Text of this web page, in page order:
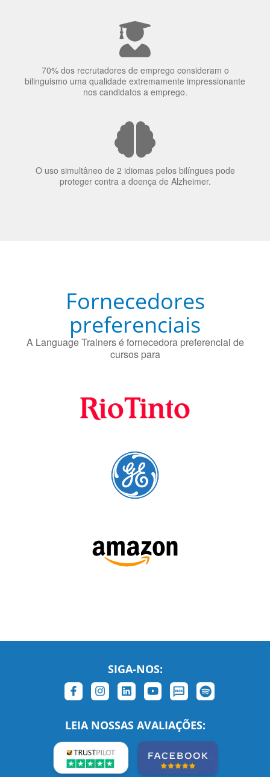
70% dos recrutadores de emprego consideram o
bilinguismo uma qualidade extremamente impressionante
nos candidatos a emprego.
O uso simultâneo de 2 idiomas pelos bilíngues pode
proteger contra a doença de Alzheimer.
Fornecedores
preferenciais
A Language Trainers é fornecedora preferencial de
cursos para